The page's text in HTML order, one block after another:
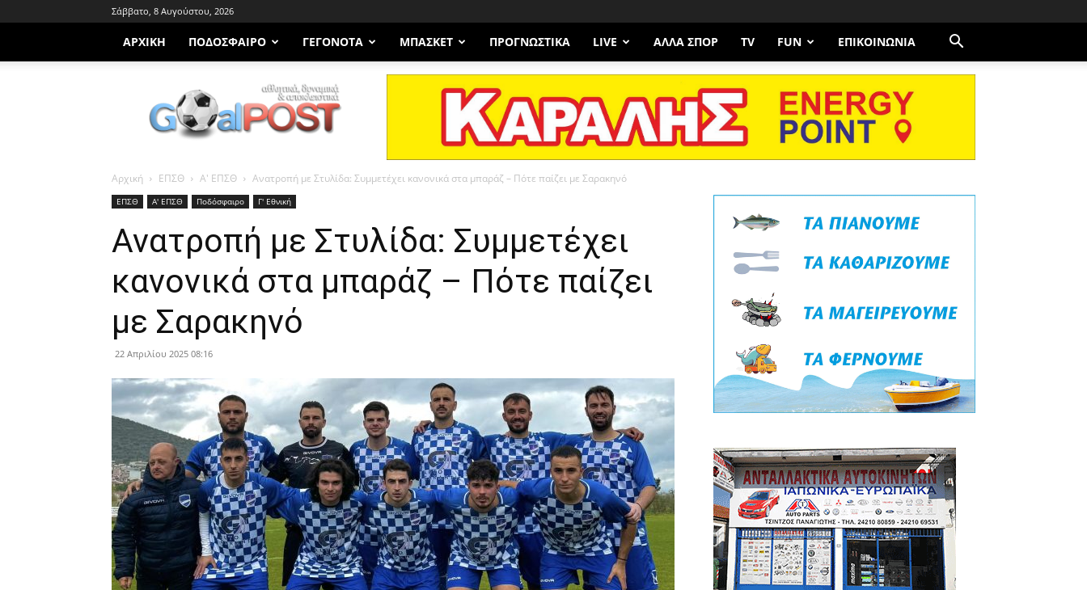
Σάββατο, 8 Αυγούστου, 2026
ΑΡΧΙΚΗ ΠΟΔΌΣΦΑΙΡΟ ΓΕΓΟΝΌΤΑ ΜΠΆΣΚΕΤ ΠΡΟΓΝΩΣΤΙΚΑ LIVE ΆΛΛΑ ΣΠΟΡ TV FUN ΕΠΙΚΟΙΝΩΝΊΑ
Goalpost.gr
Αρχική ΕΠΣΘ Α' ΕΠΣΘ Ανατροπή με Στυλίδα: Συμμετέχει κανονικά στα μπαράζ – Πότε παίζει με Σαρακηνό
ΕΠΣΘ Α' ΕΠΣΘ Ποδόσφαιρο Γ' Εθνική
Ανατροπή με Στυλίδα: Συμμετέχει
κανονικά στα μπαράζ – Πότε παίζει
με Σαρακηνό
22 Απριλίου 2025 08:16